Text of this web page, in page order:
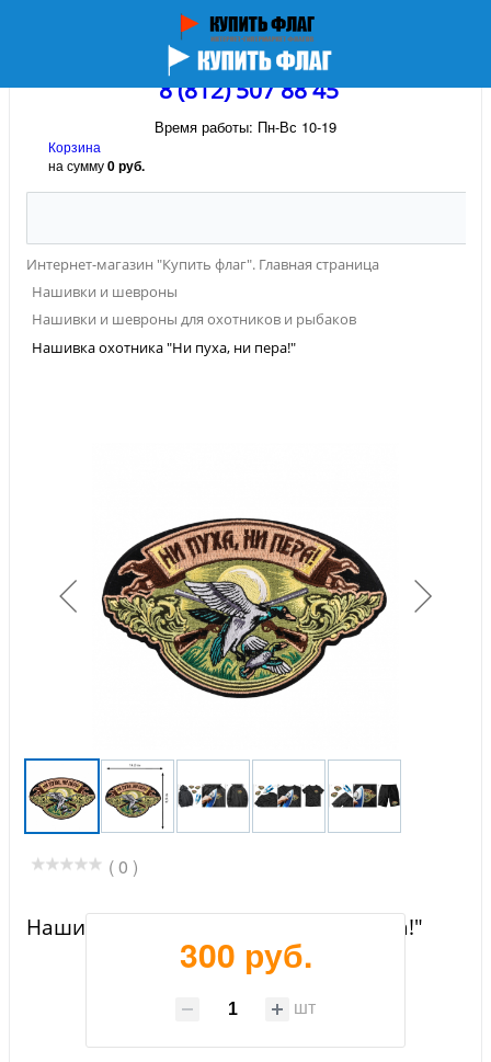
8 (812) 507 88 45
Время работы: Пн-Вс 10-19
Корзина
на сумму0 руб.
Интернет-магазин "Купить флаг". Главная страница
Нашивки и шевроны
Нашивки и шевроны для охотников и рыбаков
Нашивка охотника "Ни пуха, ни пера!"
( 0 )
Нашивка охотника "Ни пуха, ни пера!"
300 руб.
шт